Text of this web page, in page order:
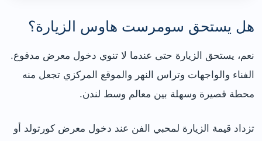
هل يستحق سومرست هاوس الزيارة؟
نعم، يستحق الزيارة حتى عندما لا تنوي دخول معرض مدفوع.
الفناء والواجهات وتراس النهر والموقع المركزي تجعل منه
محطة قصيرة وسهلة بين معالم وسط لندن.
تزداد قيمة الزيارة لمحبي الفن عند دخول معرض كورتولد أو